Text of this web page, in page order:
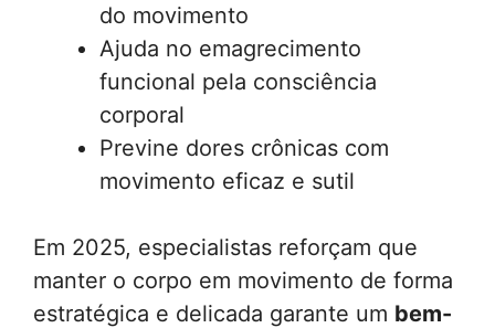
do movimento
Ajuda no emagrecimento
funcional pela consciência
corporal
Previne dores crônicas com
movimento eficaz e sutil
Em 2025, especialistas reforçam que
manter o corpo em movimento de forma
estratégica e delicada garante um bem-